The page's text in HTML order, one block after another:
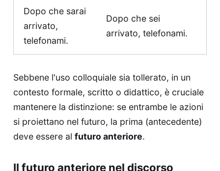
Dopo che sarai
arrivato,
telefonami.
Dopo che sei
arrivato, telefonami.
Sebbene l'uso colloquiale sia tollerato, in un
contesto formale, scritto o didattico, è cruciale
mantenere la distinzione: se entrambe le azioni
si proiettano nel futuro, la prima (antecedente)
deve essere al futuro anteriore.
Il futuro anteriore nel discorso